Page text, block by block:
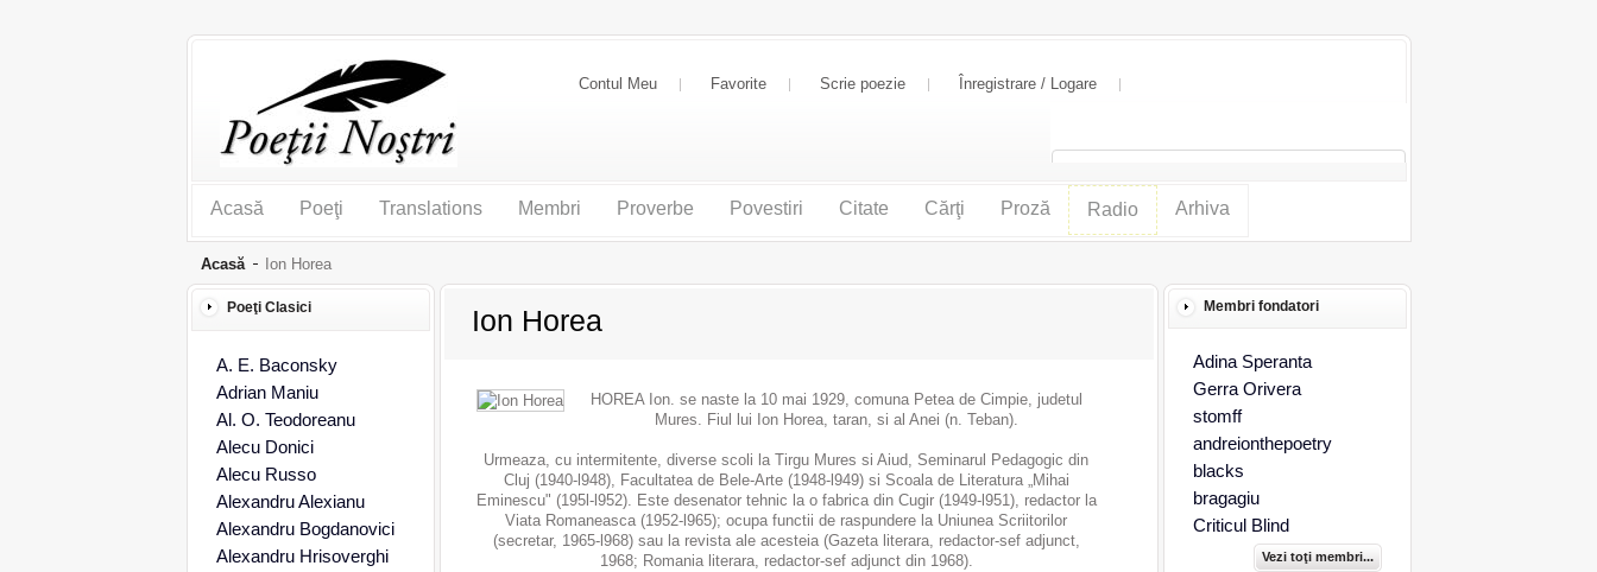
Contul Meu Favorite Scrie poezie Înregistrare / Logare
Acasă Poeţi Translations Membri Proverbe Povestiri Citate Cărţi Proză Radio Arhiva
Acasă Ion Horea
Ion Horea
HOREA Ion. se naste la 10 mai 1929, comuna Petea de Cimpie, judetul
Mures. Fiul lui Ion Horea, taran, si al Anei (n. Teban).
Urmeaza, cu intermitente, diverse scoli la Tirgu Mures si Aiud, Seminarul Pedagogic din
Cluj (1940-l948), Facultatea de Bele-Arte (1948-l949) si Scoala de Literatura „Mihai
Eminescu" (195l-l952). Este desenator tehnic la o fabrica din Cugir (1949-l951), redactor la
Viata Romaneasca (1952-l965); ocupa functii de raspundere la Uniunea Scriitorilor
(secretar, 1965-l968) sau la revista ale acesteia (Gazeta literara, redactor-sef adjunct,
1968; Romania literara, redactor-sef adjunct din 1968).
Poeţi Clasici
A. E. Baconsky
Adrian Maniu
Al. O. Teodoreanu
Alecu Donici
Alecu Russo
Alexandru Alexianu
Alexandru Bogdanovici
Alexandru Hrisoverghi
Membri fondatori
Adina Speranta
Gerra Orivera
stomff
andreionthepoetry
blacks
bragagiu
Criticul Blind
Vezi toţi membri...